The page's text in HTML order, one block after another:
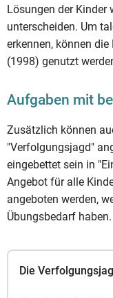
Lösungen der
unterscheiden. Um
erkennen, können
(1998) genutzt
Aufgaben mit
Zusätzlich können
"Verfolgungsjagd"
eingebettet sein in
Angebot für alle
angeboten werden,
Übungsbedarf haben.
Die